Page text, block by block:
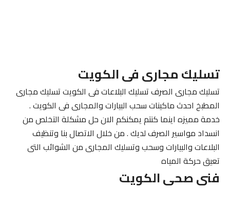
تسليك مجارى فى الكويت
تسليك مجارى الصرف تسليك البلاعات فى الكويت تسليك مجارى
المطبخ احدث ماكينات سحب البيارات والمجارى فى الكويت .
خدمة مميزه اينما كنتم يمكنكم الان حل مشكلة التخلص من
انسداد مواسير الصرف لديك . من خلال الاتصال بنا وتنظيف
البلاعات والبيارات وسحب وتسليك المجارى من الشوائب التى
تعيق حركة المياه
فنى صحى الكويت